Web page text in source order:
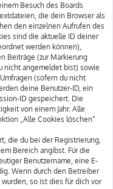
Besuch des Boards
die dein Browser als
den einzelnen Aufrufen des
sind die aktuelle ID deiner
werden können),
Beiträge (zur Markierung
nicht angemeldet bist) sowie
(sofern du nicht
deine Benutzer-ID, ein
ID gespeichert. Die
von einem Jahr. Alle
„Alle Cookies löschen“
die du bei der Registrierung,
Bereich angibst. Für die
Benutzername, eine E-
Wenn durch den Betreiber
so ist dies für dich vor